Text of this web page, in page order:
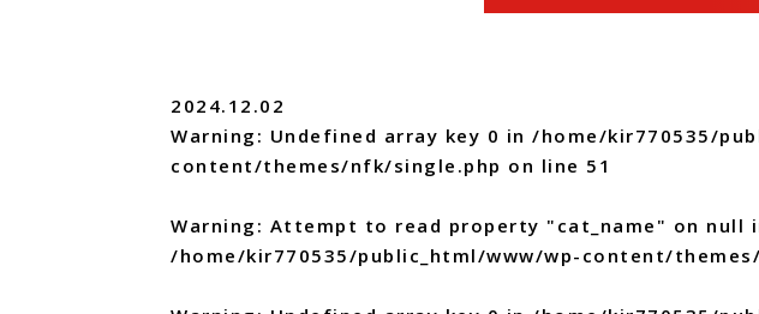
2024.12.02
Warning : Undefined array key 0 in /home/kir770535/
content/themes/nfk/single.php on line 51
Warning : Attempt to read property "cat_name" on null
/home/kir770535/public_html/www/wp-content/